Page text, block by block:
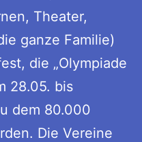
Theater,
ganze Familie)
die „Olympiade
28.05. bis
dem 80.000
Die Vereine